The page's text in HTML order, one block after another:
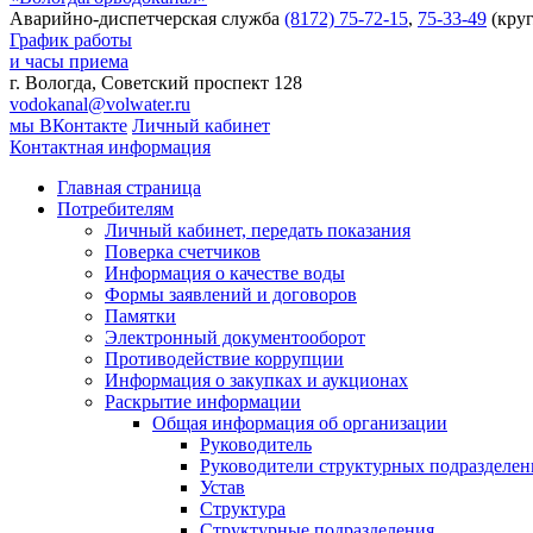
Аварийно-диспетчерская служба (8172) 75-72-15, 75-33-49
График работы
и часы приема
г. Вологда, Советский проспект 128
vodokanal@volwater.ru
мы ВКонтакте Личный кабинет
Контактная информация
Главная страница
Потребителям
Личный кабинет, передать показания
Поверка счетчиков
Информация о качестве воды
Формы заявлений и договоров
Памятки
Электронный документооборот
Противодействие коррупции
Информация о закупках и аукционах
Раскрытие информации
Общая информация об организации
Руководитель
Руководители структурных
Устав
Структура